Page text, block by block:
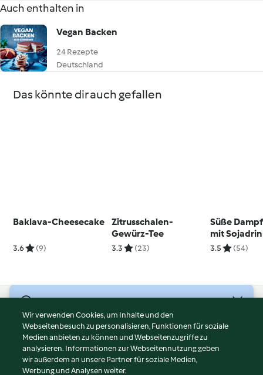
Auch enthalten in
Vegan Backen
24 Rezepte
Deutschland
Das könnte dir auch gefallen
Baklava-Cheesecake
3.6 (9)
Zitrusschalen-
Gewürz-Tee
3.3 (23)
Süße
mit
3.5 (54)
Nutzungsbedingungen
Datenschutzrichtlinien
Disclaimer
Wir verwenden Cookies, um Inhalte und den
Webseitenbesuch zu personalisieren, Funktionen für soziale
Medien anbieten zu können und Webseitenzugriffe zu
analysieren. Informationen zur Webseitennutzung geben
wir außerdem an unsere Partner für soziale Medien,
Werbung und Analysen weiter.